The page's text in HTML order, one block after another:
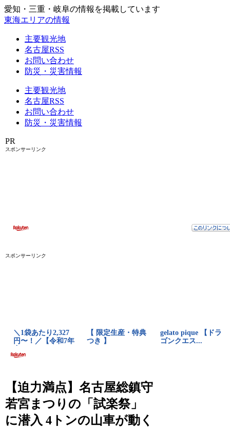
愛知・三重・岐阜の情報を掲載しています
東海エリアの情報
主要観光地
名古屋RSS
お問い合わせ
防災・災害情報
主要観光地
名古屋RSS
お問い合わせ
防災・災害情報
PR
スポンサーリンク
スポンサーリンク
【迫力満点】名古屋総鎮守
若宮まつりの「試楽祭」
に潜入 4トンの山車が動く